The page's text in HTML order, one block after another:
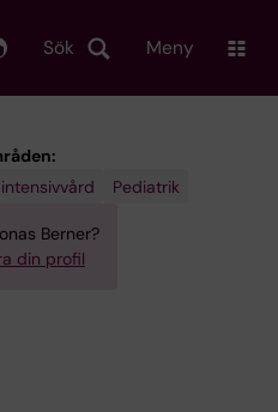
Sök Meny
Pediatrik
Berner?
din profil